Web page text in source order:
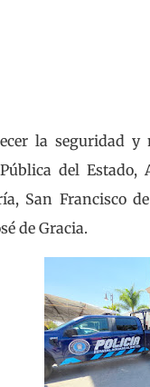
la seguridad y
del
San Francisco
de Gracia.